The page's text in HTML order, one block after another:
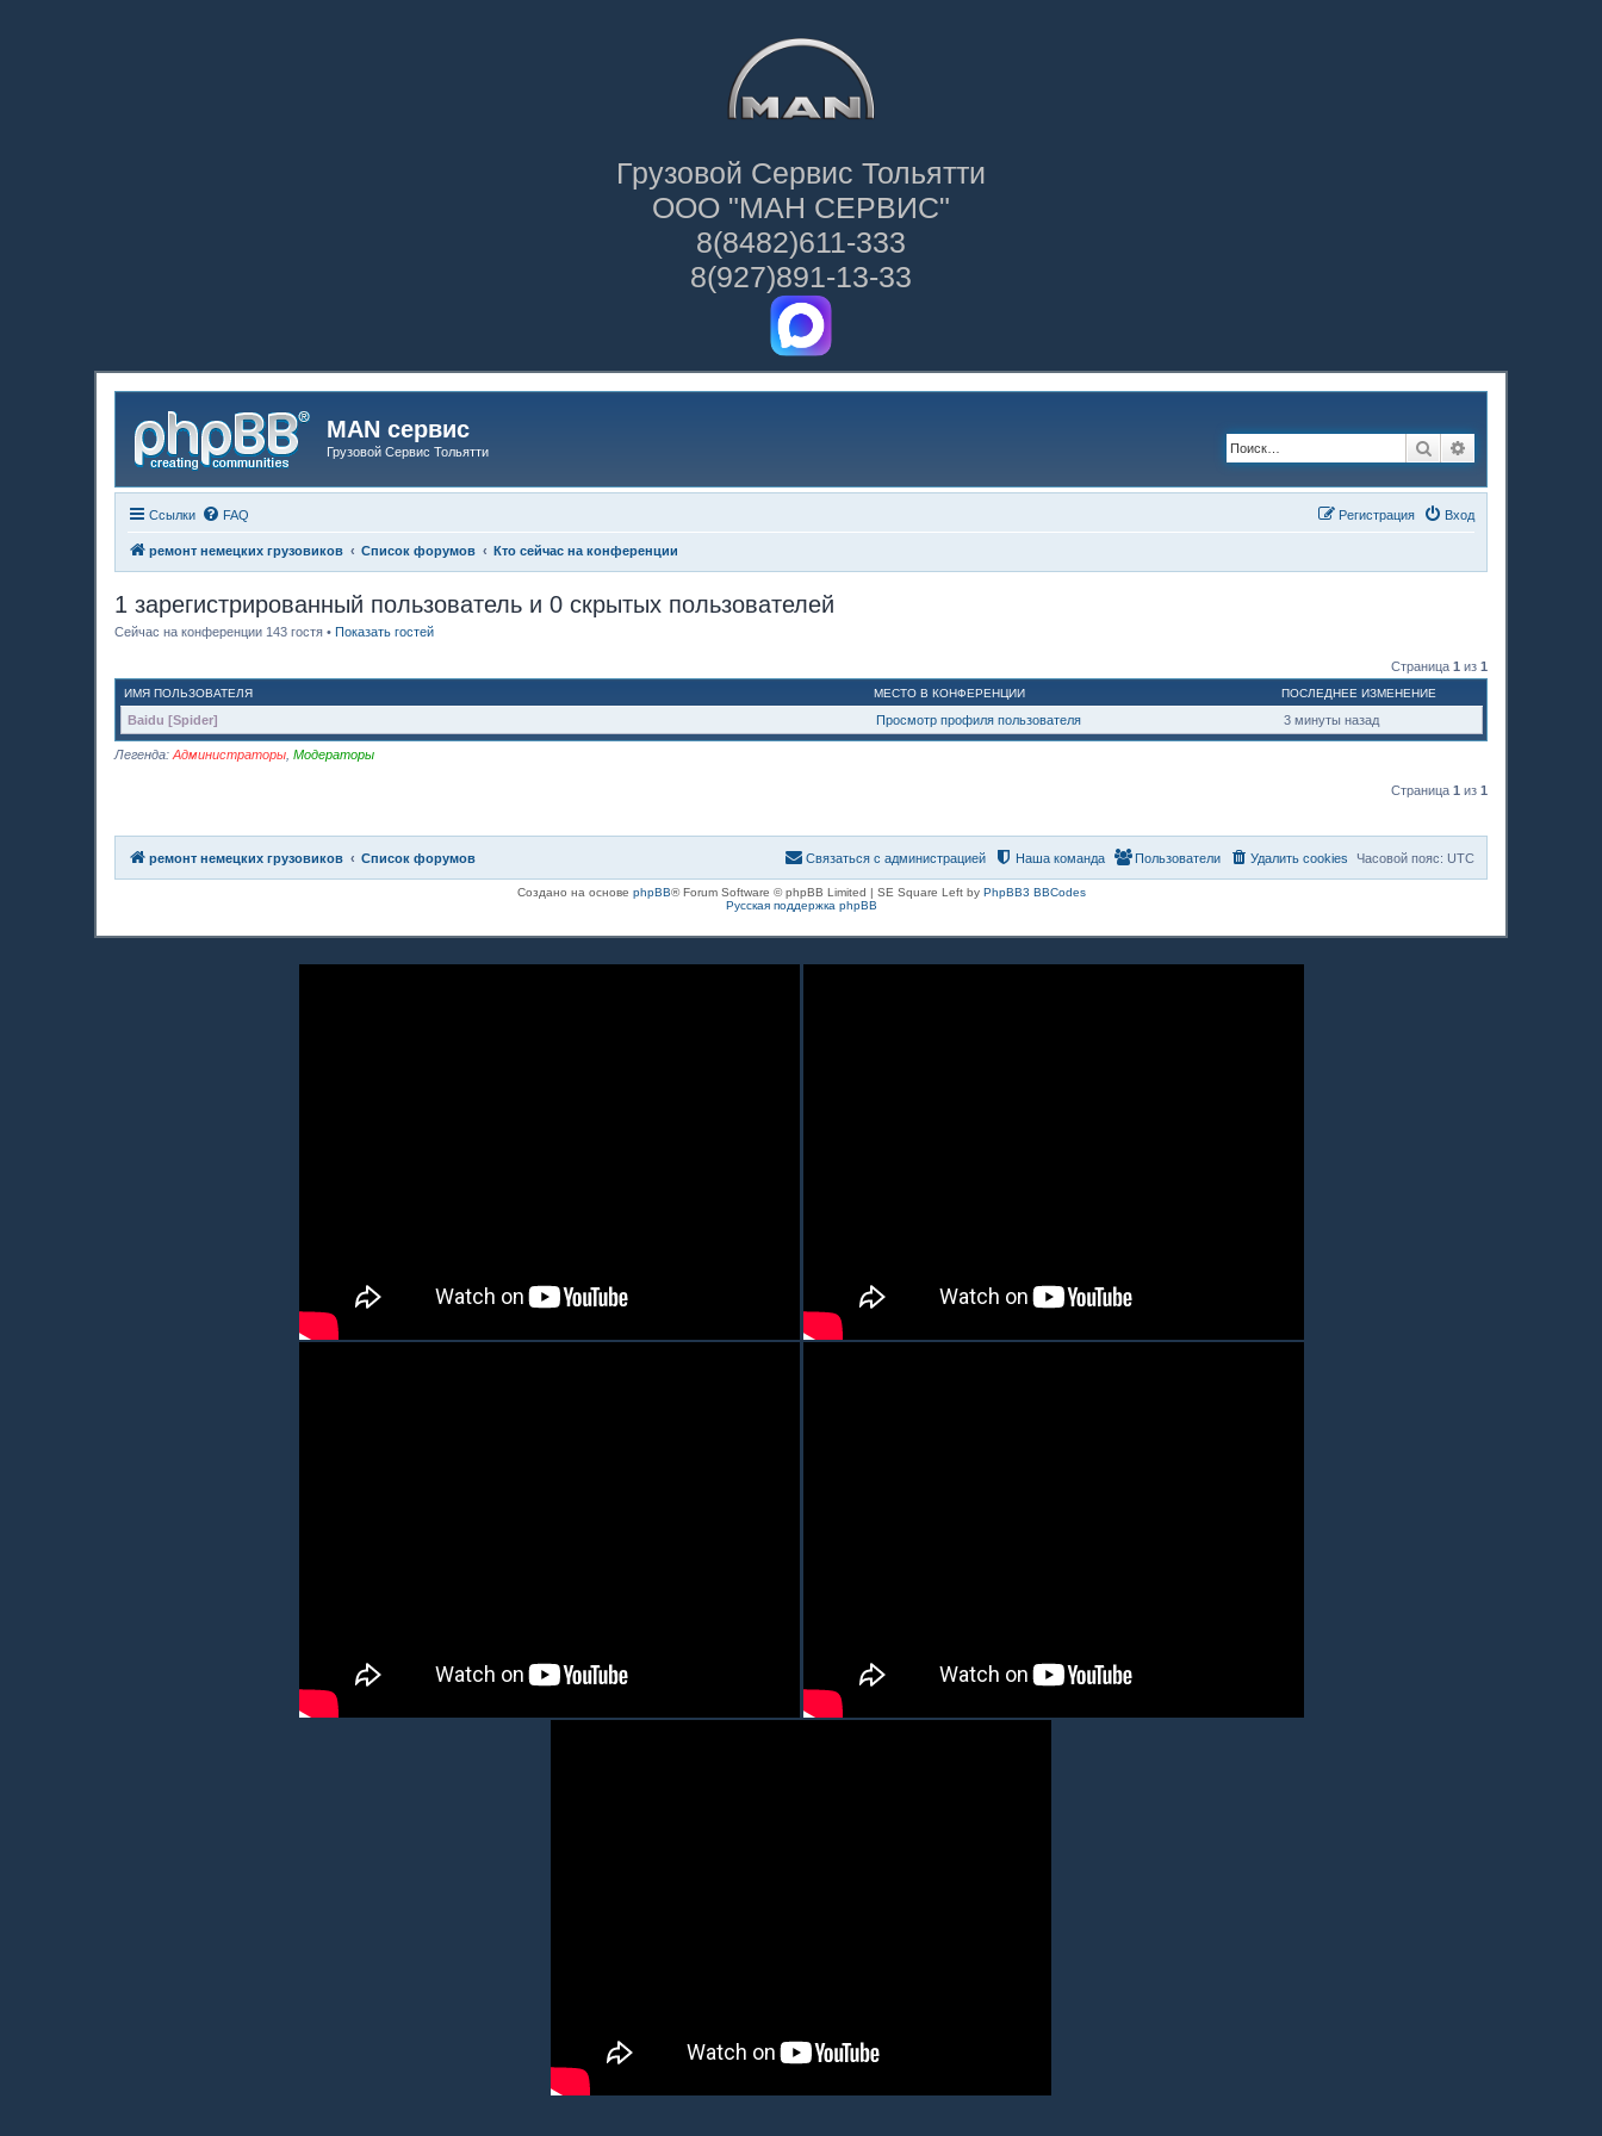
Грузовой Сервис Тольятти
ООО "МАН СЕРВИС"
8(8482)611-333
8(927)891-13-33
MAN сервис
Грузовой Сервис Тольятти Поиск
Ссылки FAQ Вход
Регистрация
ремонт немецких грузовиков Список форумов Кто сейчас на конференции
1 зарегистрированный пользователь и 0 скрытых пользователей
Сейчас на конференции 143 гостя • Показать гостей
Страница 1 из 1
ИМЯ ПОЛЬЗОВАТЕЛЯ МЕСТО В КОНФЕРЕНЦИИ ПОСЛЕДНЕЕ ИЗМЕНЕНИЕ
Baidu [Spider] Просмотр профиля пользователя 3 минуты назад
Легенда: Администраторы Модераторы
Страница 1 из 1
ремонт немецких грузовиков Список форумов Часовой пояс: UTC
Удалить cookies
Пользователи
Наша команда
Связаться с администрацией
Создано на основе phpBB® Forum Software © phpBB Limited | SE Square Left by PhpBB3 BBCodes
Русская поддержка phpBB